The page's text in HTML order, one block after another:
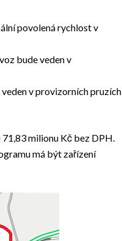
povolená rychlost v
bude veden v
veden v provizorních pruzích
milionu Kč bez DPH.
má být zařízení